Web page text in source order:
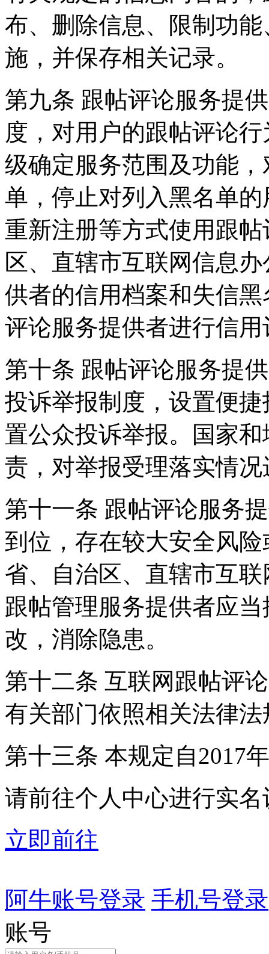
布、删除信息、限制功
施，并保存相关记录。
第九条 跟帖评论服务提
度，对用户的跟帖评论
级确定服务范围及功能
单，停止对列入黑名单
重新注册等方式使用跟
区、直辖市互联网信息
供者的信用档案和失信
评论服务提供者进行信用
第十条 跟帖评论服务提
投诉举报制度，设置便
置公众投诉举报。国家
责，对举报受理落实情
第十一条 跟帖评论服务
到位，存在较大安全风
省、自治区、直辖市互
跟帖管理服务提供者应
改，消除隐患。
第十二条 互联网跟帖评
有关部门依照相关法律
第十三条 本规定自2017
请前往个人中心进行实名
立即前往
阿牛账号登录 手机号登录
账号